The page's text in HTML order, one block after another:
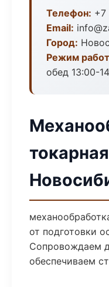
Телефон: +7
Email:
Город:
Режим
обед 13:00-
от подготовки
Сопровождаем
обеспечиваем